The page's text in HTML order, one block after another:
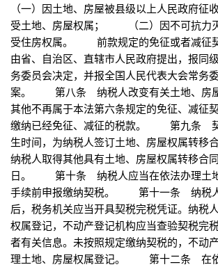
（一）因土地、房屋被县级以上人民政府征
受土地、房屋权属； （二）因不可抗力
受住房权属。 前款规定的免征或者减征契
由省、自治区、直辖市人民政府提出，报同
务委员会决定，并报全国人民代表大会常务
案。 第八条 纳税人改变有关土地、房屋
其他不再属于本法第六条规定的免征、减征
缴纳已经免征、减征的税款。 第九条 契
生时间，为纳税人签订土地、房屋权属转移
纳税人取得其他具有土地、房屋权属转移合
日。 第十条 纳税人应当在依法办理土
手续前申报缴纳契税。 第十一条 纳税
后，税务机关应当开具契税完税凭证。纳税
权属登记，不动产登记机构应当查验契税完
者有关信息。未按照规定缴纳契税的，不动
理土地、房屋权属登记。 第十二条 在依